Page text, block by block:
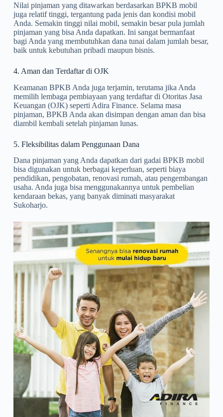
Nilai pinjaman yang ditawarkan berdasarkan BPKB mobil
juga relatif tinggi, tergantung pada jenis dan kondisi mobil
Anda. Semakin tinggi nilai mobil, semakin besar pula jumlah
pinjaman yang bisa Anda dapatkan. Ini sangat bermanfaat
bagi Anda yang membutuhkan dana tunai dalam jumlah besar,
baik untuk kebutuhan pribadi maupun bisnis.
4. Aman dan Terdaftar di OJK
Keamanan BPKB Anda juga terjamin, terutama jika Anda
memilih lembaga pembiayaan yang terdaftar di Otoritas Jasa
Keuangan (OJK) seperti Adira Finance. Selama masa
pinjaman, BPKB Anda akan disimpan dengan aman dan bisa
diambil kembali setelah pinjaman lunas.
5. Fleksibilitas dalam Penggunaan Dana
Dana pinjaman yang Anda dapatkan dari gadai BPKB mobil
bisa digunakan untuk berbagai keperluan, seperti biaya
pendidikan, pengobatan, renovasi rumah, atau pengembangan
usaha. Anda juga bisa menggunakannya untuk pembelian
kendaraan bekas, yang banyak diminati masyarakat
Sukoharjo.